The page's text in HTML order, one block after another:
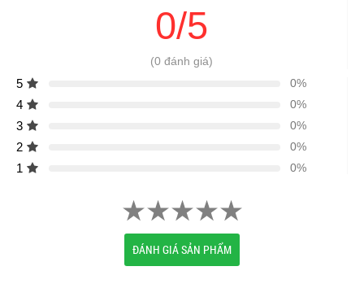
0/5
(0 đánh giá)
5 0%
4 0%
3 0%
2 0%
1 0%
ĐÁNH GIÁ SẢN PHẨM